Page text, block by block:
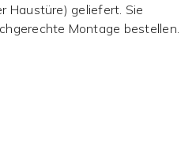
Haustüre) geliefert. Sie
Montage bestellen.